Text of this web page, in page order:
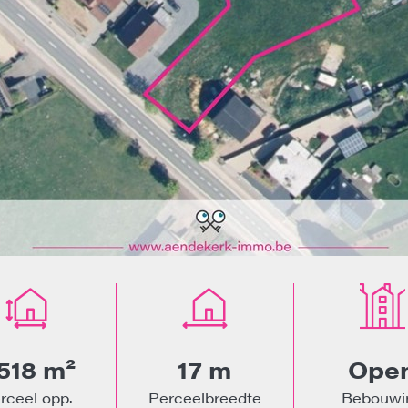
m²
opp.
17 m
Perceelbreedte